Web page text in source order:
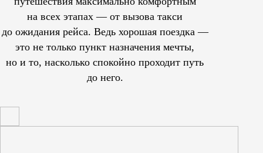
на всех этапах — от вызова такси
до ожидания рейса. Ведь хорошая поездка —
это не только пункт назначения мечты,
но и то, насколько спокойно проходит путь
до него.